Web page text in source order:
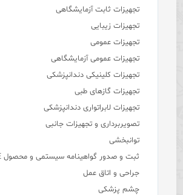
تجهیزات ثابت آزمایشگاهی
تجهیزات زیبایی
تجهیزات عمومی
تجهیزات عمومی آزمایشگاهی
تجهیزات کلینیکی دندانپزشکی
تجهیزات گازهای طبی
تجهیزات لابراتواری دندانپزشکی
تصویربرداری و تجهیزات جانبی
توانبخشی
ثبت و صدور گواهینامه سیستمی و محصول ISO - CE
جراحی و اتاق عمل
چشم پزشکی